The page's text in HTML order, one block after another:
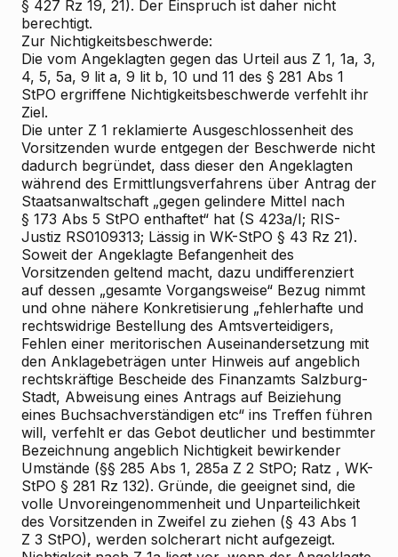
§ 427 Rz 19, 21). Der Einspruch ist daher nicht
berechtigt.
Zur Nichtigkeitsbeschwerde:
Die vom Angeklagten gegen das Urteil aus Z 1, 1a, 3,
4, 5, 5a, 9 lit a, 9 lit b, 10 und 11 des § 281 Abs 1
StPO ergriffene Nichtigkeitsbeschwerde verfehlt ihr
Ziel.
Die unter Z 1 reklamierte Ausgeschlossenheit des
Vorsitzenden wurde entgegen der Beschwerde nicht
dadurch begründet, dass dieser den Angeklagten
während des Ermittlungsverfahrens über Antrag der
Staatsanwaltschaft „gegen gelindere Mittel nach
§ 173 Abs 5 StPO enthaftet“ hat (S 423a/I; RIS-
Justiz RS0109313; Lässig in WK-StPO § 43 Rz 21).
Soweit der Angeklagte Befangenheit des
Vorsitzenden geltend macht, dazu undifferenziert
auf dessen „gesamte Vorgangsweise“ Bezug nimmt
und ohne nähere Konkretisierung „fehlerhafte und
rechtswidrige Bestellung des Amtsverteidigers,
Fehlen einer meritorischen Auseinandersetzung mit
den Anklagebeträgen unter Hinweis auf angeblich
rechtskräftige Bescheide des Finanzamts Salzburg-
Stadt, Abweisung eines Antrags auf Beiziehung
eines Buchsachverständigen etc“ ins Treffen führen
will, verfehlt er das Gebot deutlicher und bestimmter
Bezeichnung angeblich Nichtigkeit bewirkender
Umstände (§§ 285 Abs 1, 285a Z 2 StPO; Ratz , WK-
StPO § 281 Rz 132). Gründe, die geeignet sind, die
volle Unvoreingenommenheit und Unparteilichkeit
des Vorsitzenden in Zweifel zu ziehen (§ 43 Abs 1
Z 3 StPO), werden solcherart nicht aufgezeigt.